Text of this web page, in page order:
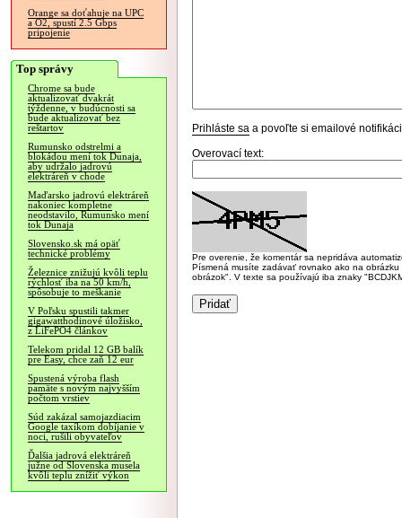
Orange sa doťahuje na UPC
a O2, spustí 2.5 Gbps
pripojenie
Top správy
Chrome sa bude
aktualizovať dvakrát
týždenne, v budúcnosti sa
bude aktualizovať bez
reštartov
Rumunsko odstrelmi a
blokádou mení tok Dunaja,
aby udržalo jadrovú
elektráreň v chode
Maďarsko jadrovú elektráreň
nakoniec kompletne
neodstavilo, Rumunsko mení
tok Dunaja
Slovensko.sk má opäť
technické problémy
Železnice znižujú kvôli teplu
rýchlosť iba na 50 km/h,
spôsobuje to meškanie
V Poľsku spustili takmer
gigawatthodinové úložisko,
z LiFePO4 článkov
Telekom pridal 12 GB balík
pre Easy, chce zaň 12 eur
Spustená výroba flash
pamäte s novým najvyšším
počtom vrstiev
Súd zakázal samojazdiacim
Google taxíkom dobíjanie v
noci, rušili obyvateľov
Ďalšia jadrová elektráreň
južne od Slovenska musela
kvôli teplu znížiť výkon
Prihláste sa a povoľte si emailové
Overovací text:
Pre overenie, že komentár sa nepridáva
Písmená musíte zadávať rovnako ako na
obrázok". V texte sa používajú iba znaky